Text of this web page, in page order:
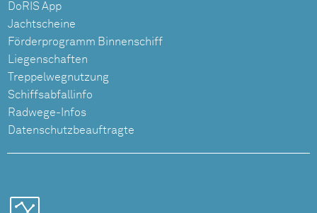
DoRIS App
Jachtscheine
Förderprogramm Binnenschiff
Liegenschaften
Treppelwegnutzung
Schiffsabfallinfo
Radwege-Infos
Datenschutzbeauftragte